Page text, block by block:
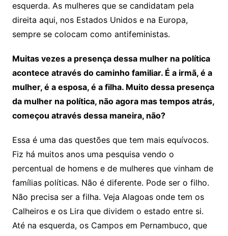
esquerda. As mulheres que se candidatam pela
direita aqui, nos Estados Unidos e na Europa,
sempre se colocam como antifeministas.
Muitas vezes a presença dessa mulher na política
acontece através do caminho familiar. É a irmã, é a
mulher, é a esposa, é a filha. Muito dessa presença
da mulher na política, não agora mas tempos atrás,
começou através dessa maneira, não?
Essa é uma das questões que tem mais equívocos.
Fiz há muitos anos uma pesquisa vendo o
percentual de homens e de mulheres que vinham de
famílias políticas. Não é diferente. Pode ser o filho.
Não precisa ser a filha. Veja Alagoas onde tem os
Calheiros e os Lira que dividem o estado entre si.
Até na esquerda, os Campos em Pernambuco, que